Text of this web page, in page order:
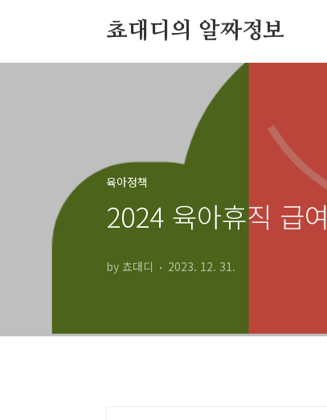
쵸대디의 알짜정보
육아정책
2024 육아휴직 급여
by 쵸대디 2023. 12. 31.